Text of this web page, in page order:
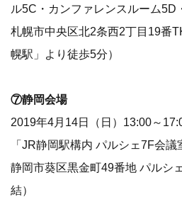
ル5C・カンファレンスルーム5D
札幌市中央区北2条西2丁目19番
幌駅」より徒歩5分）
⑦静岡会場
2019年4月14日（日）13:00～
「JR静岡駅構内 パルシェ7F会議
静岡市葵区黒金町49番地 パルシ
結）